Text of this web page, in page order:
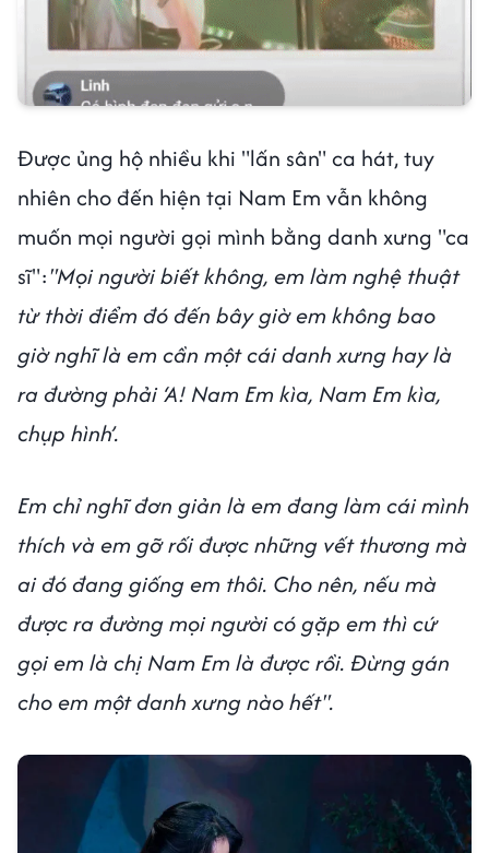
Được ủng hộ nhiều khi "lấn sân" ca hát, tuy
nhiên cho đến hiện tại Nam Em vẫn không
muốn mọi người gọi mình bằng danh xưng "ca
sĩ":"Mọi người biết không, em làm nghệ thuật
từ thời điểm đó đến bây giờ em không bao
giờ nghĩ là em cần một cái danh xưng hay là
ra đường phải ‘A! Nam Em kìa, Nam Em kìa,
chụp hình’.
Em chỉ nghĩ đơn giản là em đang làm cái mình
thích và em gỡ rối được những vết thương mà
ai đó đang giống em thôi. Cho nên, nếu mà
được ra đường mọi người có gặp em thì cứ
gọi em là chị Nam Em là được rồi. Đừng gán
cho em một danh xưng nào hết".